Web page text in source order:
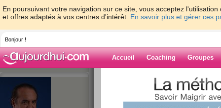
En poursuivant votre navigation sur ce site, vous acceptez
et offres adaptés à vos centres d'intérêt. En savoir plus et gérer ces
Bonjour !
Accueil Coaching Groupes
> ClaudeChauchard